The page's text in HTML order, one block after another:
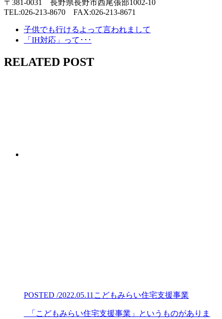
〒381-0031 長野県長野市西尾張部1002-10
TEL:026-213-8670 FAX:026-213-8671
子供でも行けるよって言われまして
「IH対応」って･･･
RELATED POST
POSTED /2022.05.11 こどもみらい住宅支援事業
「こどもみらい住宅支援事業」というものがありま